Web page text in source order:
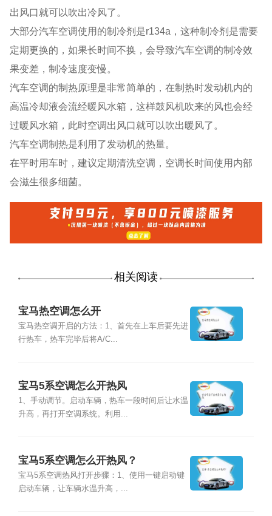
出风口就可以吹出冷风了。
大部分汽车空调使用的制冷剂是r134a，这种制冷剂是需要
定期更换的，如果长时间不换，会导致汽车空调的制冷效
果变差，制冷速度变慢。
汽车空调的制热原理是非常简单的，在制热时发动机内的
高温冷却液会流经暖风水箱，这样鼓风机吹来的风也会经
过暖风水箱，此时空调出风口就可以吹出暖风了。
汽车空调制热是利用了发动机的热量。
在平时用车时，建议定期清洗空调，空调长时间使用内部
会滋生很多细菌。
相关阅读
宝马热空调怎么开
宝马热空调开启的方法：1、首先在上车后要先进
行热车，热车完毕后将A/C...
宝马5系空调怎么开热风
1、手动调节。启动车辆，热车一段时间后让水温
升高，再打开空调系统。利用...
宝马5系空调怎么开热风？
宝马5系空调热风打开步骤：1、使用一键启动键
启动车辆，让车辆水温升高，...